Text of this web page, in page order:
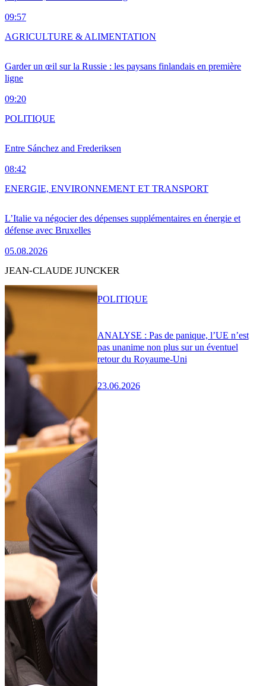
09:57
Garder un œil sur la Russie : les paysans finlandais en première
ligne
09:20
AGRICULTURE & ALIMENTATION
Entre Sánchez and Frederiksen
08:42
POLITIQUE
L’Italie va négocier des dépenses supplémentaires en énergie et
défense avec Bruxelles
05.08.2026
ENERGIE, ENVIRONNEMENT ET TRANSPORT
JEAN-CLAUDE JUNCKER
ANALYSE : Pas de panique, l’UE n’est
pas unanime non plus sur un éventuel
retour du Royaume-Uni
23.06.2026
POLITIQUE